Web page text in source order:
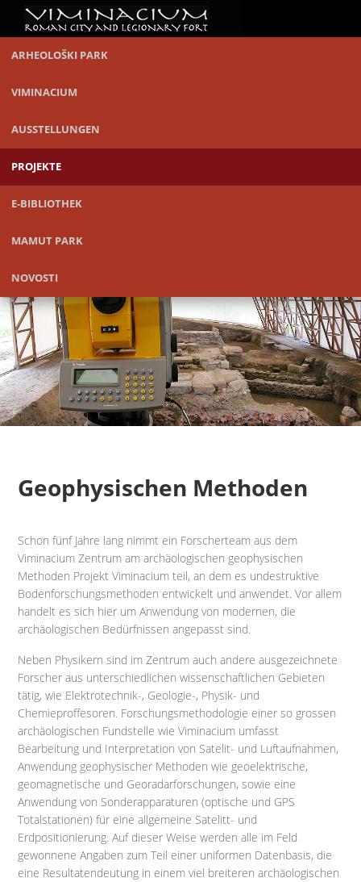
ARHEOLOŠKI PARK
VIMINACIUM
AUSSTELLUNGEN
PROJEKTE
E-BIBLIOTHEK
MAMUT PARK
NOVOSTI
Geophysischen Methoden
Schon fünf Jahre lang nimmt ein Forscherteam aus dem
Viminacium Zentrum am archäologischen geophysischen
Methoden Projekt Viminacium teil, an dem es undestruktive
Bodenforschungsmethoden entwickelt und anwendet. Vor allem
handelt es sich hier um Anwendung von modernen, die
archäologischen Bedürfnissen angepasst sind.
Neben Physikern sind im Zentrum auch andere ausgezeichnete
Forscher aus unterschiedlichen wissenschaftlichen Gebieten
tätig, wie Elektrotechnik-, Geologie-, Physik- und
Chemieproffesoren. Forschungsmethodologie einer so grossen
archäologischen Fundstelle wie Viminacium umfasst
Bearbeitung und Interpretation von Satelit- und Luftaufnahmen,
Anwendung geophysischer Methoden wie geoelektrische,
geomagnetische und Georadarforschungen, sowie eine
Anwendung von Sonderapparaturen (optische und GPS
Totalstationen) für eine allgemeine Satelitt- und
Erdpositionierung. Auf dieser Weise werden alle im Feld
gewonnene Angaben zum Teil einer uniformen Datenbasis, die
eine Resultatendeutung in einem viel breiteren archäologischen